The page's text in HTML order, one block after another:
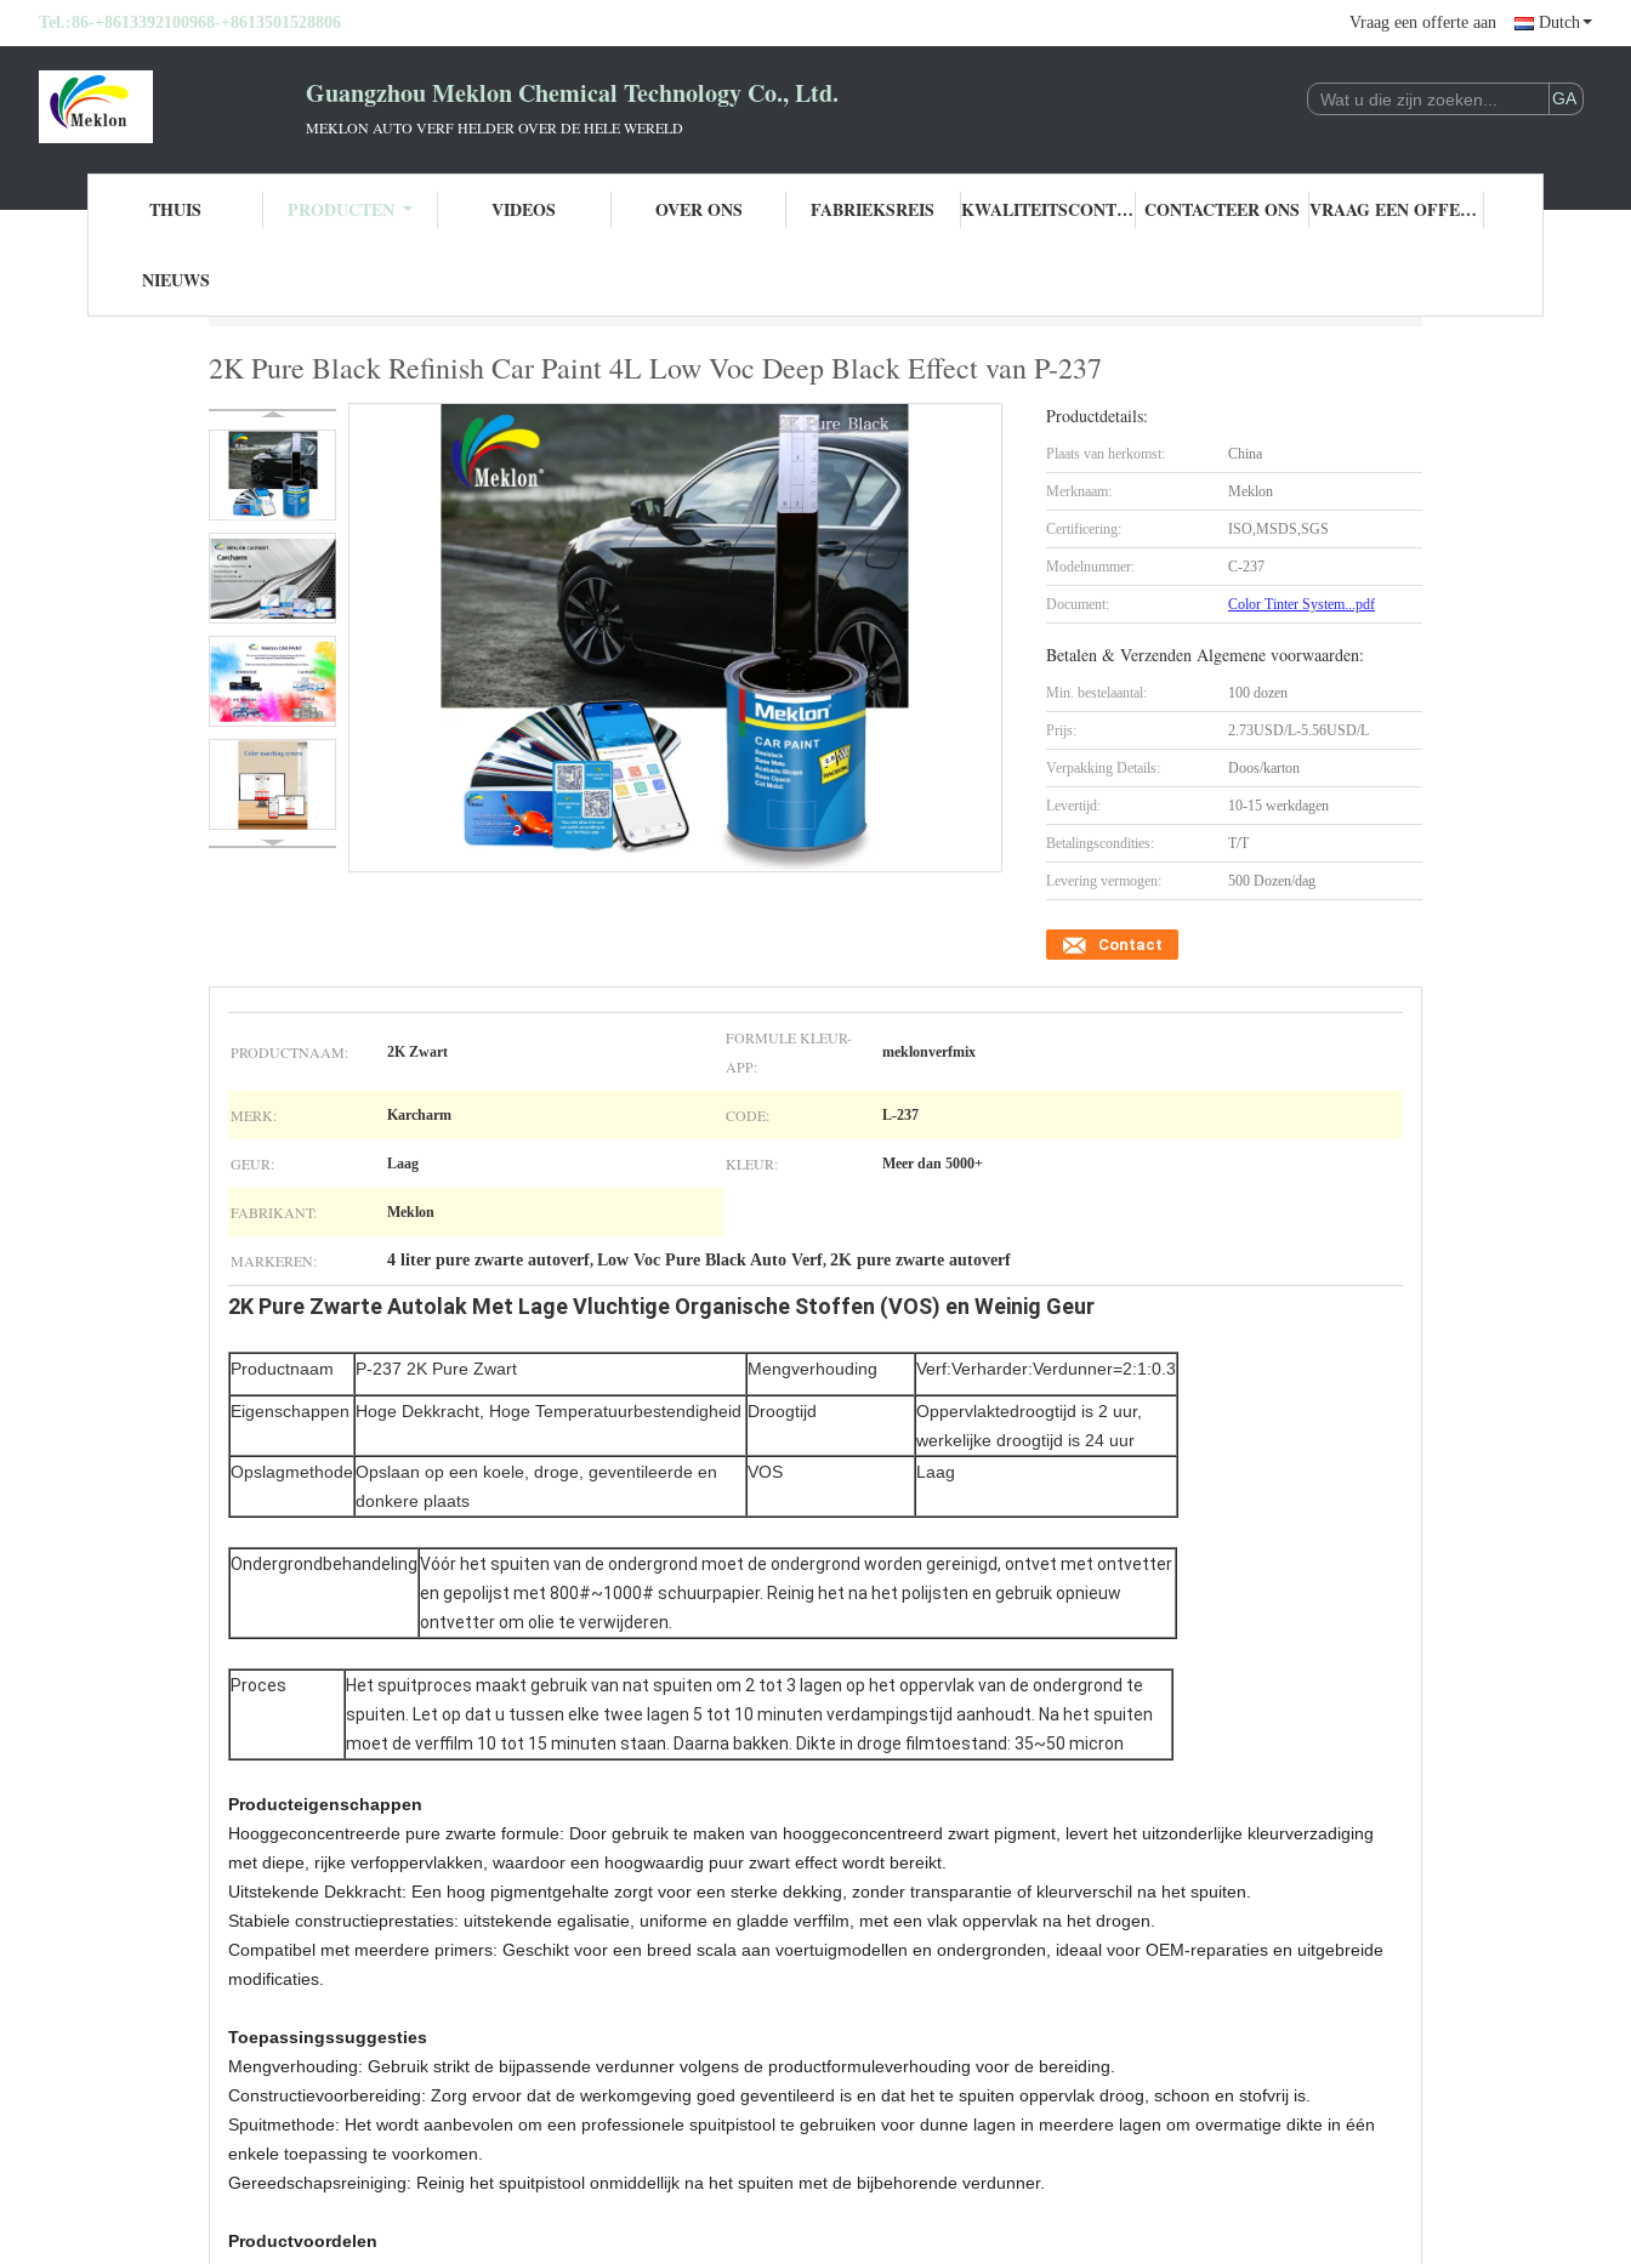
Tel.:86-+8613392100968-+8613501528806 Vraag een offerte aan Dutch
Guangzhou Meklon Chemical Technology Co., Ltd.
MEKLON AUTO VERF HELDER OVER DE HELE WERELD
THUIS PRODUCTEN VIDEOS OVER ONS FABRIEKSREIS KWALITEITSCONTROLE CONTACTEER ONS VRAAG EEN OFFERTE AAN
NIEUWS
2K Pure Black Refinish Car Paint 4L Low Voc Deep Black Effect van P-237
Productdetails:
Plaats van herkomst: China
Merknaam: Meklon
Certificering: ISO,MSDS,SGS
Modelnummer: C-237
Document: Color Tinter System...pdf
Betalen & Verzenden Algemene voorwaarden:
Min. bestelaantal: 100 dozen
Prijs: 2.73USD/L-5.56USD/L
Verpakking Details: Doos/karton
Levertijd: 10-15 werkdagen
Betalingscondities: T/T
Levering vermogen: 500 Dozen/dag
Contact
PRODUCTNAAM: 2K Zwart
FORMULE KLEUR-
APP:
meklonverfmix
MERK: Karcharm CODE: L-237
GEUR: Laag KLEUR: Meer dan 5000+
FABRIKANT: Meklon
MARKEREN: 4 liter pure zwarte autoverf, Low Voc Pure Black Auto Verf, 2K pure zwarte autoverf
2K Pure Zwarte Autolak Met Lage Vluchtige Organische Stoffen (VOS) en Weinig Geur
Productnaam P-237 2K Pure Zwart Mengverhouding Verf:Verharder:Verdunner=2:1:0.3
Eigenschappen Hoge Dekkracht, Hoge Temperatuurbestendigheid Droogtijd
Oppervlaktedroogtijd is 2 uur,
werkelijke droogtijd is 24 uur
OpslagmethodeOpslaan op een koele, droge, geventileerde en
donkere plaats
VOS Laag
OndergrondbehandelingVóór het spuiten van de ondergrond moet de ondergrond worden gereinigd, ontvet met ontvetter
en gepolijst met 800#~1000# schuurpapier. Reinig het na het polijsten en gebruik opnieuw
ontvetter om olie te verwijderen.
Proces
Het spuitproces maakt gebruik van nat spuiten om 2 tot 3 lagen op het oppervlak van de ondergrond te
spuiten. Let op dat u tussen elke twee lagen 5 tot 10 minuten verdampingstijd aanhoudt. Na het spuiten
moet de verffilm 10 tot 15 minuten staan. Daarna bakken. Dikte in droge filmtoestand: 35~50 micron
Producteigenschappen
Hooggeconcentreerde pure zwarte formule: Door gebruik te maken van hooggeconcentreerd zwart pigment, levert het uitzonderlijke kleurverzadiging
met diepe, rijke verfoppervlakken, waardoor een hoogwaardig puur zwart effect wordt bereikt.
Uitstekende Dekkracht: Een hoog pigmentgehalte zorgt voor een sterke dekking, zonder transparantie of kleurverschil na het spuiten.
Stabiele constructieprestaties: uitstekende egalisatie, uniforme en gladde verffilm, met een vlak oppervlak na het drogen.
Compatibel met meerdere primers: Geschikt voor een breed scala aan voertuigmodellen en ondergronden, ideaal voor OEM-reparaties en uitgebreide
modificaties.
Toepassingssuggesties
Mengverhouding: Gebruik strikt de bijpassende verdunner volgens de productformuleverhouding voor de bereiding.
Constructievoorbereiding: Zorg ervoor dat de werkomgeving goed geventileerd is en dat het te spuiten oppervlak droog, schoon en stofvrij is.
Spuitmethode: Het wordt aanbevolen om een professionele spuitpistool te gebruiken voor dunne lagen in meerdere lagen om overmatige dikte in één
enkele toepassing te voorkomen.
Gereedschapsreiniging: Reinig het spuitpistool onmiddellijk na het spuiten met de bijbehorende verdunner.
Productvoordelen